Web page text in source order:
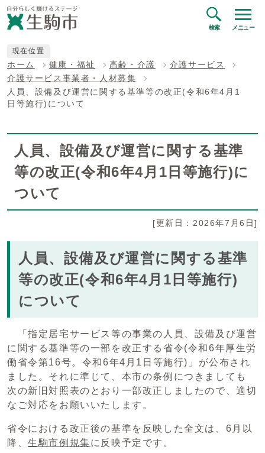
検索 メニュー
現在位置
ホーム 健康・福祉 高齢・介護
介護サービス
介護サービス事業者・人材募集
人員、設備及び運営に関する基準等の改正(令和6年4月1
日等施行)について
人員、設備及び運営に関する基準
等の改正(令和6年4月1日等施行)に
ついて
[更新日：2026年7月6日]
人員、設備及び運営に関する基準
等の改正(令和6年4月1日等施行)
について
「指定居宅サービス等の事業の人員、設備及び運営
に関する基準等の一部を改正する省令(令和6年厚生労
働省令第16号。令和6年4月1日等施行)」が公布され
ました。それに準じて、本市の条例につきましても
次の新旧対照表のとおり一部改正しましたので、適切
なご対応をお願いいたします。
省令における改正後の基準を反映した全文は、6月以
降、生駒市例規集に反映予定です。